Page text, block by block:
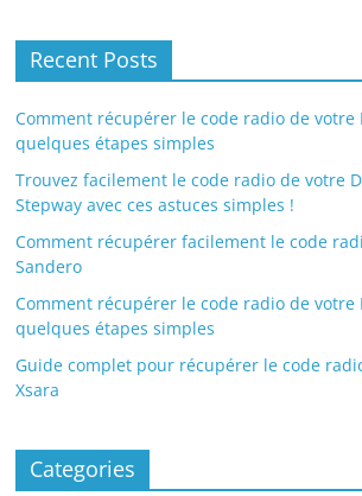
Recent Posts
Comment récupérer le code radio de votre
quelques étapes simples
Trouvez facilement le code radio de votre
Stepway avec ces astuces simples !
Comment récupérer facilement le code
Sandero
Comment récupérer le code radio de votre
quelques étapes simples
Guide complet pour récupérer le code
Xsara
Categories